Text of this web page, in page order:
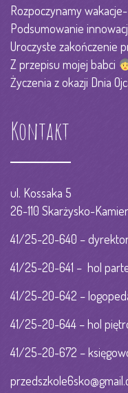
Rozpoczynamy
Podsumowanie
Uroczyste zakończenie
Z przepisu mojej babci
Życzenia z okazji Dnia
Kontakt
ul. Kossaka 5
26-110 Skarżysko-
41/25-20-640 –
41/25-20-641 – hol
41/25-20-642 –
41/25-20-644 – hol
41/25-20-672 –